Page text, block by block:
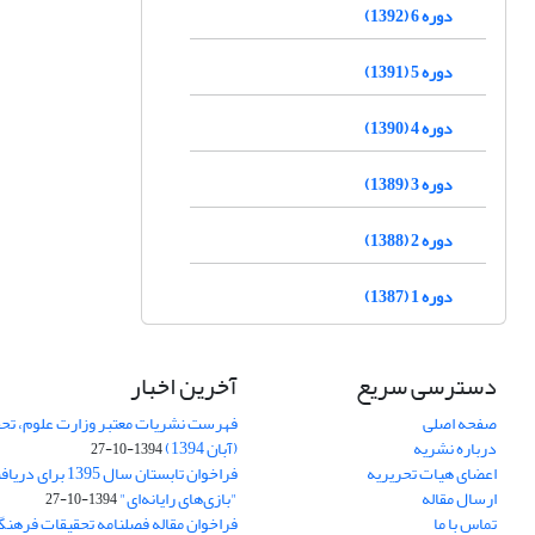
دوره 6 (1392)
دوره 5 (1391)
دوره 4 (1390)
دوره 3 (1389)
دوره 2 (1388)
دوره 1 (1387)
دسترسی سریع
صفحه اصلی
درباره نشریه
اعضای هیات تحریریه
ارسال مقاله
تماس با ما
آخرین اخبار
فهرست نشریات معتبر وزارت علوم،
(آبان 1394) 1394-10-27
فراخوان تابستان
"بازی‌های رایانه‌ای"1394-10-27